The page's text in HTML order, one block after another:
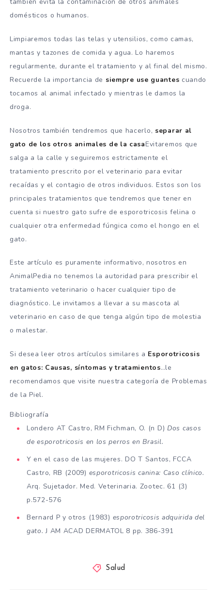
domésticos o humanos.
Limpiaremos todas las telas y utensilios, como camas,
mantas y tazones de comida y agua. Lo haremos
regularmente, durante el tratamiento y al final del mismo.
Recuerde la importancia de siempre use guantes cuando
tocamos al animal infectado y mientras le damos la
droga.
Nosotros también tendremos que hacerlo, separar al
gato de los otros animales de la casaEvitaremos que
salga a la calle y seguiremos estrictamente el
tratamiento prescrito por el veterinario para evitar
recaídas y el contagio de otros individuos. Estos son los
principales tratamientos que tendremos que tener en
cuenta si nuestro gato sufre de esporotricosis felina o
cualquier otra enfermedad fúngica como el hongo en el
gato.
Este artículo es puramente informativo, nosotros en
AnimalPedia no tenemos la autoridad para prescribir el
tratamiento veterinario o hacer cualquier tipo de
diagnóstico. Le invitamos a llevar a su mascota al
veterinario en caso de que tenga algún tipo de molestia
o malestar.
Si desea leer otros artículos similares a Esporotricosis
en gatos: Causas, síntomas y tratamientos…le
recomendamos que visite nuestra categoría de Problemas
de la Piel.
Bibliografía
Londero AT Castro, RM Fichman, O. (n D) Dos casos
de esporotricosis en los perros en Brasil.
Y en el caso de las mujeres. DO T Santos, FCCA
Castro, RB (2009) esporotricosis canina: Caso clínico.
Arq. Sujetador. Med. Veterinaria. Zootec. 61 (3)
p.572-576
Bernard P y otros (1983) esporotricosis adquirida del
gato. J AM ACAD DERMATOL 8 pp. 386-391
Salud